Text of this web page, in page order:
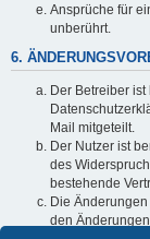
Ansprüche für
unberührt.
6.
Der Betreiber
Mail mitgeteilt.
Der Nutzer ist
des
bestehende
Die
den